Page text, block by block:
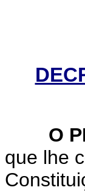
O
que lhe